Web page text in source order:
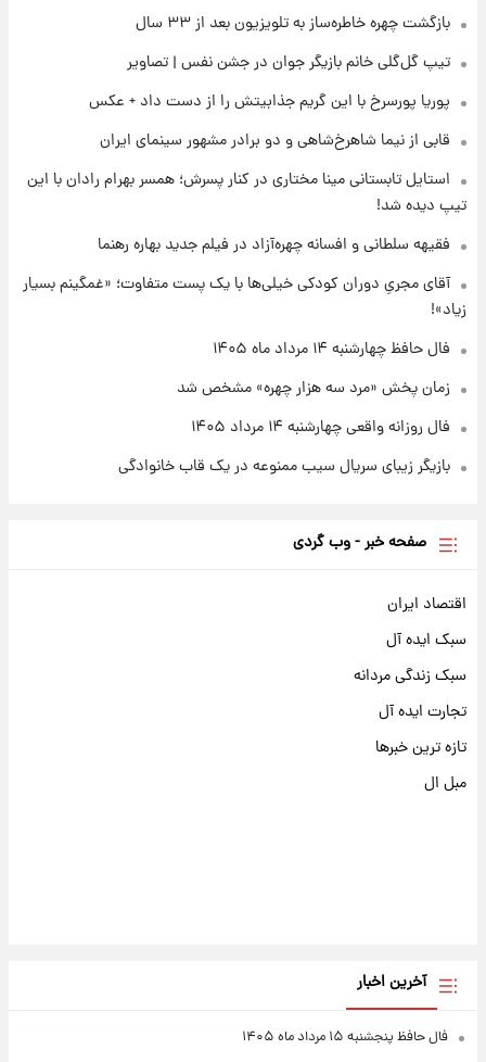
علی مطهری: اجرای کامل تفاهم‌نامه اسلام‌آباد،
۲۱ ساعت پیش
واکنش تند تاکر کارلسون به حمله آمریکا به
مدرسه میناب؛ «باید سیلی محکمی به صورت
۲۲ ساعت پیش
۱۴۰۵/کاهش قیمت طلا و سکه
بازگشت چهره خاطره‌ساز به تلویزیون بعد از ۳۳ سال
تیپ گل‌گلی خانم بازیگر جوان در جشن نفس | تصاویر
پوریا پورسرخ با این گریم جذابیتش را از دست داد + عکس
قابی از نیما شاهرخ‌شاهی و دو برادر مشهور سینمای ایران
استایل تابستانی مینا مختاری در کنار پسرش؛ همسر بهرام رادان با این
تیپ دیده شد!
فقیهه سلطانی و افسانه چهره‌آزاد در فیلم جدید بهاره رهنما
آقای مجریِ دوران کودکی خیلی‌ها با یک پست متفاوت؛ «غمگینم بسیار
زیاد»!
فال حافظ چهارشنبه ۱۴ مرداد ماه ۱۴۰۵
زمان پخش «مرد سه هزار چهره» مشخص شد
فال روزانه واقعی چهارشنبه ۱۴ مرداد ۱۴۰۵
بازیگر زیبای سریال سیب ممنوعه در یک قاب خانوادگی
صفحه خبر - وب گردی
اقتصاد ایران
سبک ایده آل
سبک زندگی مردانه
تجارت ایده آل
تازه ترین خبرها
مبل ال
آخرین اخبار
فال حافظ پنجشنبه ۱۵ مرداد ماه ۱۴۰۵